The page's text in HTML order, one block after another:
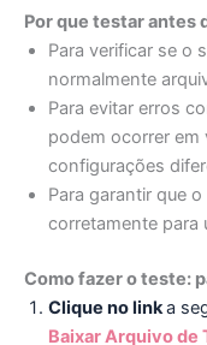
Por que testar antes
Para verificar se o
normalmente
Para evitar erros
podem ocorrer em
configurações
Para garantir que
corretamente para
Como fazer o teste:
Clique no linka
Baixar Arquivo de